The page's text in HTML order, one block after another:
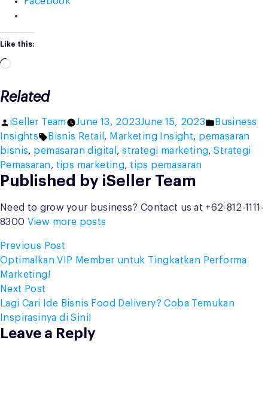
Like this:
Loading…
Related
Posted
by
iSeller Team June 13, 2023June 15, 2023
Posted
in
Business
Insights
Tags:
Bisnis Retail , Marketing Insight, pemasaran
bisnis, pemasaran digital ,strategi marketing,Strategi
Pemasaran, tips marketing, tips pemasaran
Published by iSeller Team
Need to grow your business? Contact us at +62-812-1111-
8300 View more posts
Post
navigation
Previous Post
post:
Optimalkan VIP Member untuk Tingkatkan Performa
Marketing!
Next Post
post:
Lagi Cari Ide Bisnis Food Delivery? Coba Temukan
Inspirasinya di Sini!
Leave a Reply